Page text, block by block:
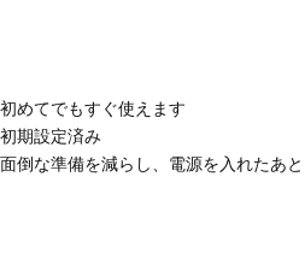
初めてでもすぐ使えます
初期設定済み
面倒な準備を減らし、電源を入れたあ